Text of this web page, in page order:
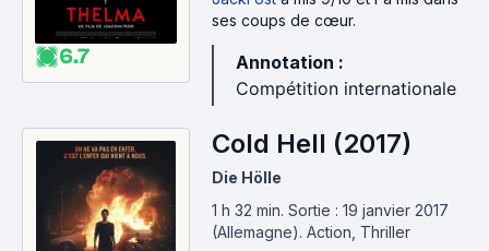
6.7
ses coups de cœur.
Annotation :
Compétition internationale
Cold Hell (2017)
Die Hölle
1 h 32 min. Sortie : 19 janvier 2017
(Allemagne). Action, Thriller